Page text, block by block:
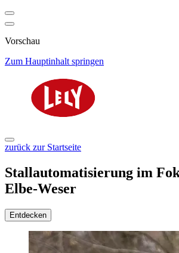
Vorschau
Zum Hauptinhalt springen
zurück zur Startseite
Stallautomatisierung im
Elbe-Weser
Entdecken